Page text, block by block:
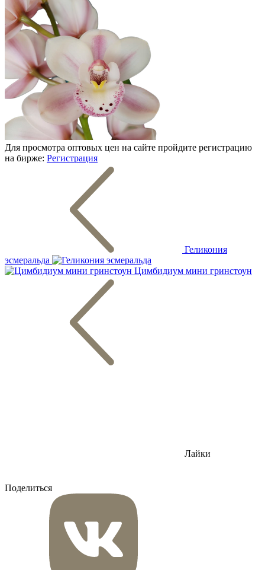
Для просмотра оптовых цен на сайте пройдите регистрацию
на бирже: Регистрация
Геликония
эсмеральда
Цимбидиум мини гринстоун
Лайки
Поделиться